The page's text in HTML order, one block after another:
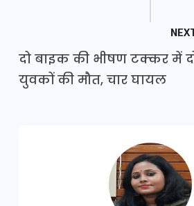
दो बाइक की भीषण टक्कर में
युवकों की मौत, चार घायल